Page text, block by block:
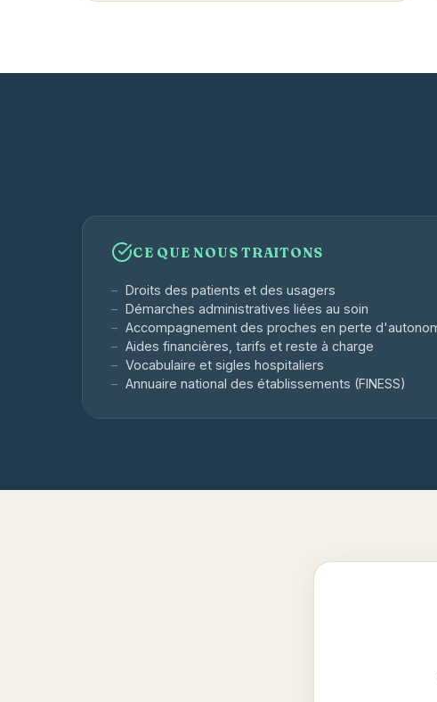
CE QUE NOUS TRAITONS
Droits des patients et des usagers
Démarches administratives liées au soin
Accompagnement des proches en perte
Aides financières, tarifs et reste à charge
Vocabulaire et sigles hospitaliers
Annuaire national des établissements (FINESS)